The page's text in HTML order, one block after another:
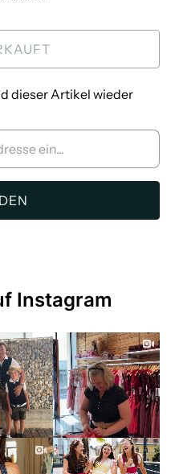
dieser Artikel wieder
Instagram